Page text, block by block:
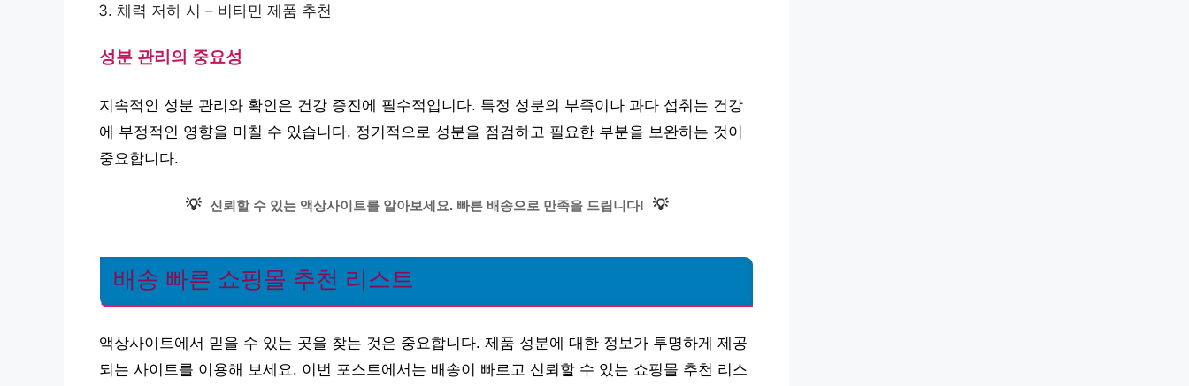
체력 저하 시 – 비타민 제품 추천
성분 관리의 중요성
지속적인 성분 관리와 확인은 건강 증진에 필수적입니다. 특정 성분의 부족이나 과다 섭취는 건강
에 부정적인 영향을 미칠 수 있습니다. 정기적으로 성분을 점검하고 필요한 부분을 보완하는 것이
중요합니다.
💡 신뢰할 수 있는 액상사이트를 알아보세요. 빠른 배송으로 만족을 드립니다! 💡
배송 빠른 쇼핑몰 추천 리스트
액상사이트에서 믿을 수 있는 곳을 찾는 것은 중요합니다. 제품 성분에 대한 정보가 투명하게 제공
되는 사이트를 이용해 보세요. 이번 포스트에서는 배송이 빠르고 신뢰할 수 있는 쇼핑몰 추천 리스